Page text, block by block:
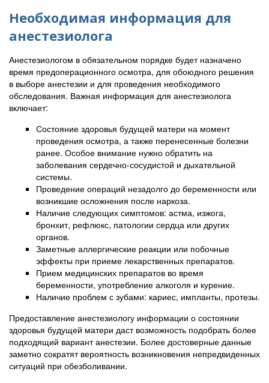
Необходимая информация для
анестезиолога
Анестезиологом в обязательном порядке будет назначено
время предоперационного осмотра, для обоюдного решения
в выборе анестезии и для проведения необходимого
обследования. Важная информация для анестезиолога
включает:
Состояние здоровья будущей матери на момент
проведения осмотра, а также перенесенные болезни
ранее. Особое внимание нужно обратить на
заболевания сердечно-сосудистой и дыхательной
системы.
Проведение операций незадолго до беременности или
возникшие осложнения после наркоза.
Наличие следующих симптомов: астма, изжога,
бронхит, рефлюкс, патологии сердца или других
органов.
Заметные аллергические реакции или побочные
эффекты при приеме лекарственных препаратов.
Прием медицинских препаратов во время
беременности, употребление алкоголя и курение.
Наличие проблем с зубами: кариес, импланты, протезы.
Предоставление анестезиологу информации о состоянии
здоровья будущей матери даст возможность подобрать более
подходящий вариант анестезии. Более достоверные данные
заметно сократят вероятность возникновения непредвиденных
ситуаций при обезболивании.